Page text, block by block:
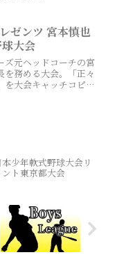
ゼンツ 宮本慎也
大会
ズ元ヘッドコーチの宮
を務める大会。「正々
を大会キャッチコピー
本少年軟式野球大会リ
ト東京都大会